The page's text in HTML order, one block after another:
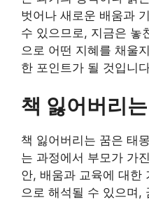
벗어나 새로운 배움과
수 있으므로, 지금은 놓
으로 어떤 지혜를 채울
한 포인트가 될 것입니
책 잃어버리
책 잃어버리는 꿈은 태
는 과정에서 부모가 가
안, 배움과 교육에 대한
으로 해석될 수 있으며,